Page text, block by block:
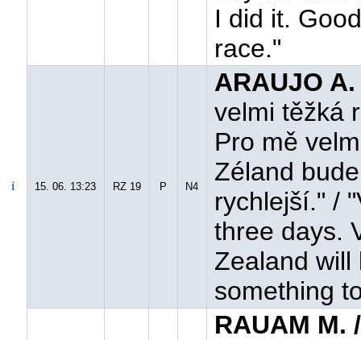
I did it.
race."
15. 06. 13:23 RZ 19 P N4
ARAUJO
velmi těžká
Pro mě
Zéland
rychlejší." /
three days.
Zealand will
something
RAUAM M.